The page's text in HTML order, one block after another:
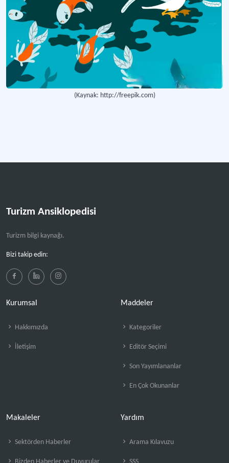
(Kaynak: http://freepik.com)
Turizm Ansiklopedisi
Turizm bilgi kaynağı.
Bizi takip edin:
Kurumsal
Hakkımızda
İletişim
Maddeler
Kategoriler
Editör Seçimi
Son Yayımlananlar
En Çok Okunanlar
Makaleler
Sektörden Haberler
Yardım
Arama Kılavuzu